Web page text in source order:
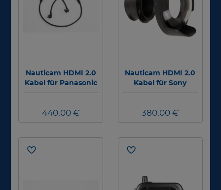
Nauticam HDMI 2.0
Kabel für Panasonic
GH5 auf Ninja V -
M28A1R170 HDMI 2.0
Cable (for NA-GH5V
440,00 €
Nauticam HDMI 2.0
Kabel für Sony
A7SIII auf Ninja V -
M28A1R170 HDMI 2.0
CABLE (for NA-A7SIII
380,00 €